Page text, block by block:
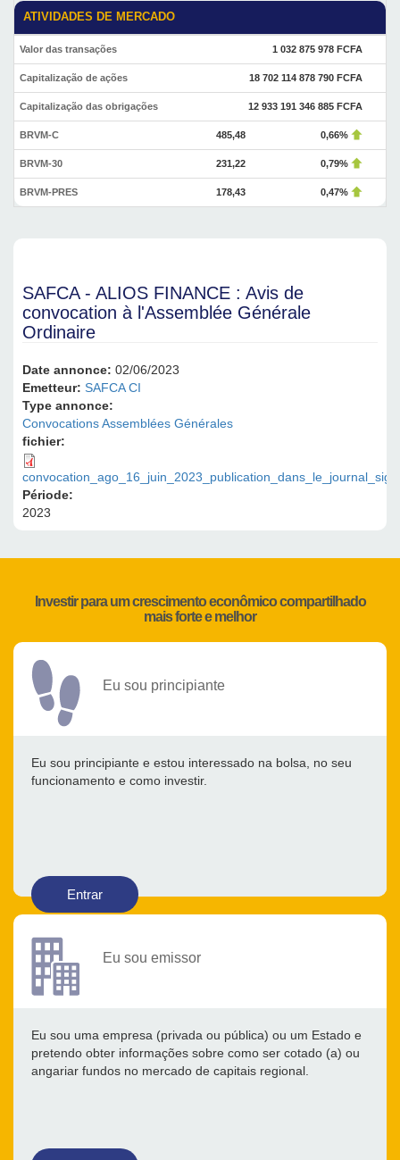
ATIVIDADES DE MERCADO
Valor das transações 1 032 875 978 FCFA
Capitalização de ações 18 702 114 878 790 FCFA
Capitalização das obrigações 12 933 191 346 885 FCFA
BRVM-C 485,48 0,66%
BRVM-30 231,22 0,79%
BRVM-PRES 178,43 0,47%
SAFCA - ALIOS FINANCE : Avis de
convocation à l'Assemblée Générale
Ordinaire
Date annonce: 02/06/2023
Emetteur: SAFCA CI
Type annonce:
Convocations Assemblées Générales
fichier:
Période:
2023
Investir para um crescimento econômico compartilhado
mais forte e melhor
Eu sou principiante
Eu sou principiante e estou interessado na bolsa, no seu
funcionamento e como investir.
Entrar
Eu sou emissor
Eu sou uma empresa (privada ou pública) ou um Estado e
pretendo obter informações sobre como ser cotado (a) ou
angariar fundos no mercado de capitais regional.